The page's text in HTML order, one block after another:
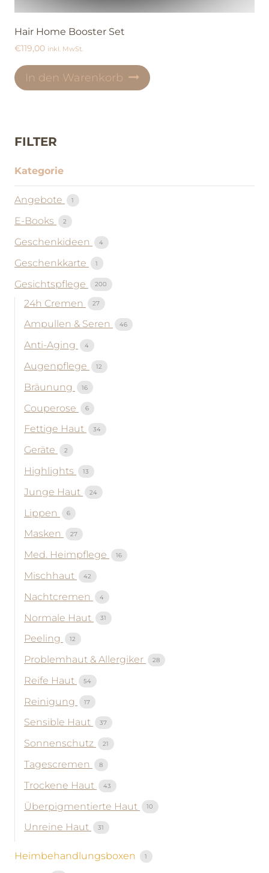
Hair Home Booster Set
€119,00 inkl. MwSt.
In den Warenkorb
FILTER
Kategorie
Angebote 1
E-Books 2
Geschenkideen 4
Geschenkkarte 1
Gesichtspflege 200
24h Cremen 27
Ampullen & Seren 46
Anti-Aging 4
Augenpflege 12
Bräunung 16
Couperose 6
Fettige Haut 34
Geräte 2
Highlights 13
Junge Haut 24
Lippen 6
Masken 27
Med. Heimpflege 16
Mischhaut 42
Nachtcremen 4
Normale Haut 31
Peeling 12
Problemhaut & Allergiker 28
Reife Haut 54
Reinigung 17
Sensible Haut 37
Sonnenschutz 21
Tagescremen 8
Trockene Haut 43
Überpigmentierte Haut 10
Unreine Haut 31
Heimbehandlungsboxen 1